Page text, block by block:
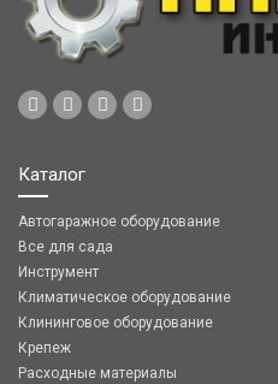
Каталог
Автогаражное оборудование
Все для сада
Инструмент
Климатическое оборудование
Клининговое оборудование
Крепеж
Расходные материалы